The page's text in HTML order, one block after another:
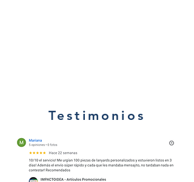
Testimonios